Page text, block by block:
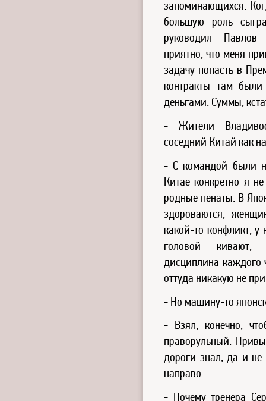
запоминающихся.
большую роль
руководил Павлов
приятно, что меня
задачу попасть в
контракты там
деньгами. Суммы,
- Жители
соседний Китай как
- С командой были
Китае конкретно я
родные пенаты. В
здороваются,
какой-то конфликт, у
головой кивают,
дисциплина каждого
оттуда никакую не
- Но машину-то
- Взял, конечно,
праворульный.
дороги знал, да и не
направо.
- Почему тренера